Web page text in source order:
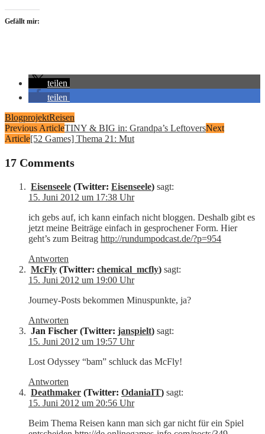
Gefällt mir:
teilen
teilen
BlogprojektReisen
Previous ArticleTINY & BIG in: Grandpa’s LeftoversNext
Article[52 Games] Thema 21: Mut
17 Comments
Eisenseele (Twitter: Eisenseele) sagt:
15. Juni 2012 um 17:38 Uhr
ich gebs auf, ich kann einfach nicht bloggen. Deshalb gibt es
jetzt meine Beiträge einfach in gesprochener Form. Hier
geht’s zum Beitrag http://rundumpodcast.de/?p=954
Antworten
McFly (Twitter: chemical_mcfly) sagt:
15. Juni 2012 um 19:00 Uhr
Journey-Posts bekommen Minuspunkte, ja?
Antworten
Jan Fischer (Twitter: janspielt) sagt:
15. Juni 2012 um 19:57 Uhr
Lost Odyssey “bam” schluck das McFly!
Antworten
Deathmaker (Twitter: OdaniaIT) sagt:
15. Juni 2012 um 20:56 Uhr
Beim Thema Reisen kann man sich gar nicht für ein Spiel